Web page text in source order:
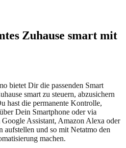
Zuhause smart mit
bietet Dir die passenden Smart
smart zu steuern, abzusichern
hast die permanente Kontrolle,
Dein Smartphone oder via
Assistant, Amazon Alexa oder
aufstellen und so mit Netatmo den
machen.